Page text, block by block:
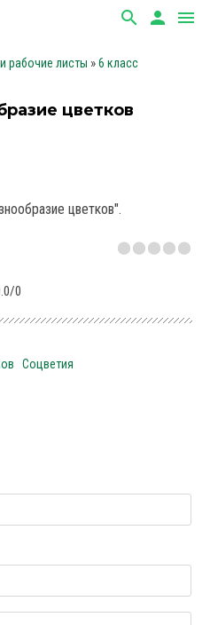
search person menu
рабочие листы »6 класс
цветков
цветков".
/0
Соцветия